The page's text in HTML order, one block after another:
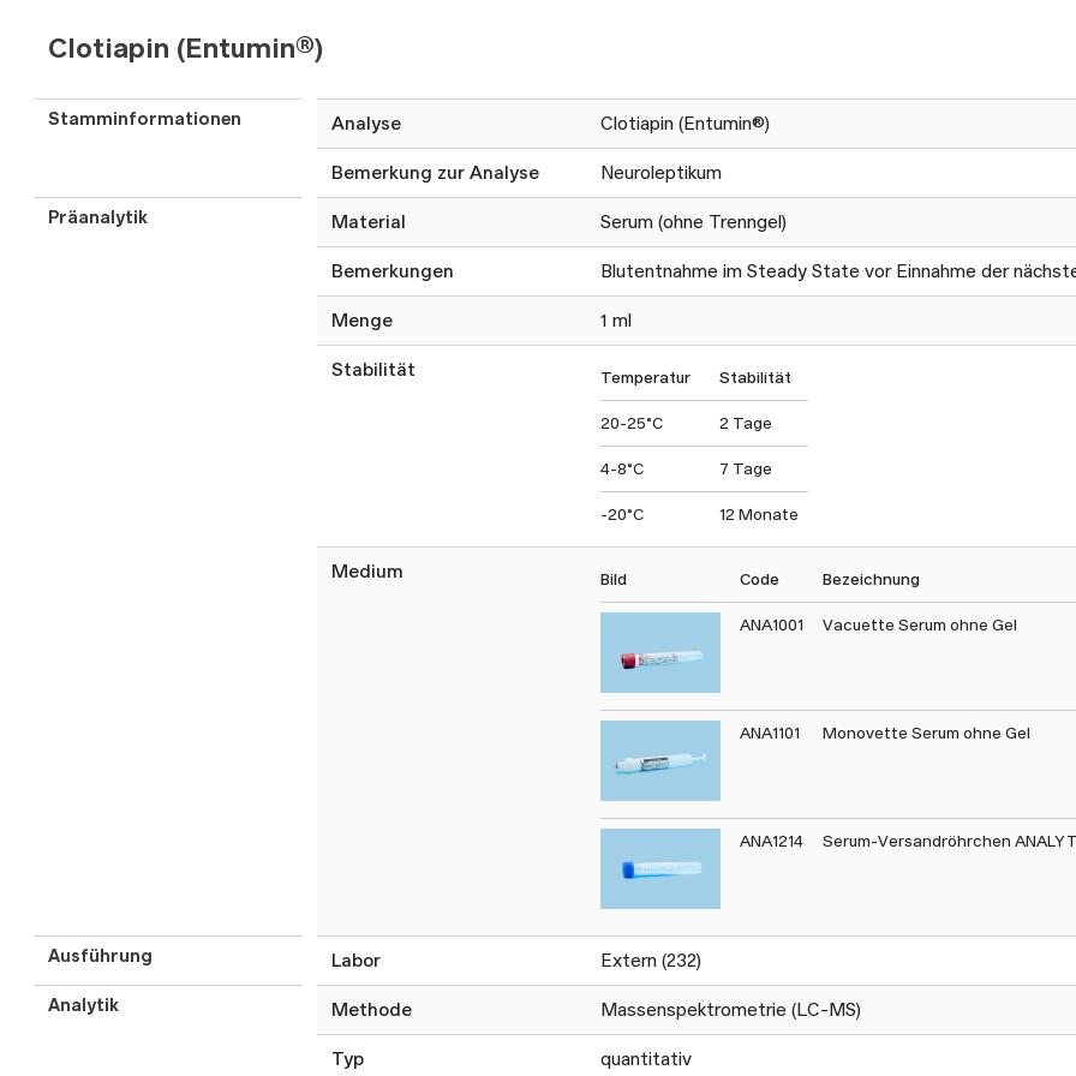
Clotiapin (Entumin®)
Stamminformationen Analyse Clotiapin (Entumin®)
Bemerkung zur Analyse Neuroleptikum
Präanalytik Material Serum (ohne Trenngel)
Bemerkungen Blutentnahme im Steady State vor Einnahme der
Menge 1 ml
Stabilität Temperatur Stabilität
20-25°C 2 Tage
4-8°C 7 Tage
-20°C 12 Monate
Medium Bild Code Bezeichnung
ANA1001 Vacuette Serum ohne Gel
ANA1101 Monovette Serum ohne Gel
ANA1214 Serum-Versandröhrchen
Ausführung Labor Extern (232)
Analytik Methode Massenspektrometrie (LC-MS)
Typ quantitativ